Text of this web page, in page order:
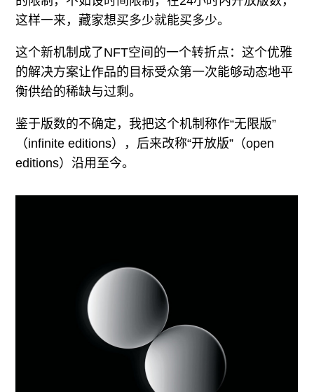
这样一来，藏家想买多少就能买多少。
这个新机制成了NFT空间的一个转折点：这个优雅
的解决方案让作品的目标受众第一次能够动态地平
衡供给的稀缺与过剩。
鉴于版数的不确定，我把这个机制称作“无限版”
（infinite editions），后来改称“开放版”（open
editions）沿用至今。